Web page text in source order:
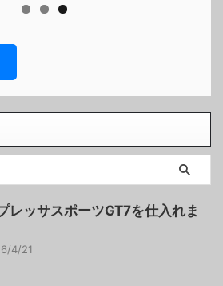
レッサスポーツGT7を仕入れま
4/21